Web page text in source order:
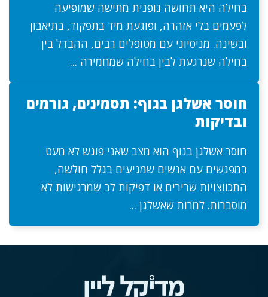
בחילה היא תחושה גופנית מתישה שמופיעה
לפעמים בלי אזהרה, ופוגעת מיד בתפקוד, בתיאבון
ובשינה. מניסיוני עם מטופלים רבים, ההבדל בין
בחילה שנרגעת לבין בחילה שמחמירה ...
חוסר אשלגן בגוף: תסמינים, גורמים
ובדיקות
חוסר אשלגן בגוף הוא מצב שאני פוגש לא מעט
במפגשים עם אנשים שמגיעים בגלל חולשה,
התכווצויות שרירים או דפיקות לב שמרגישות לא
מוסברות. למרות שאשלגן ...